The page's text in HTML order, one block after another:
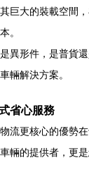
巨大的裝載空間
。
異形件，是普貨
輛解決方案。
省心服務
流更核心的優勢
輛的提供者，更